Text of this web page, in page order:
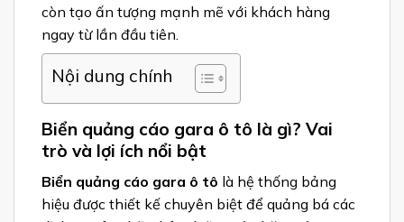
còn tạo ấn tượng mạnh mẽ với khách hàng
ngay từ lần đầu tiên.
Nội dung chính
Biển quảng cáo gara ô tô là gì? Vai
trò và lợi ích nổi bật
Biển quảng cáo gara ô tô là hệ thống bảng
hiệu được thiết kế chuyên biệt để quảng bá các